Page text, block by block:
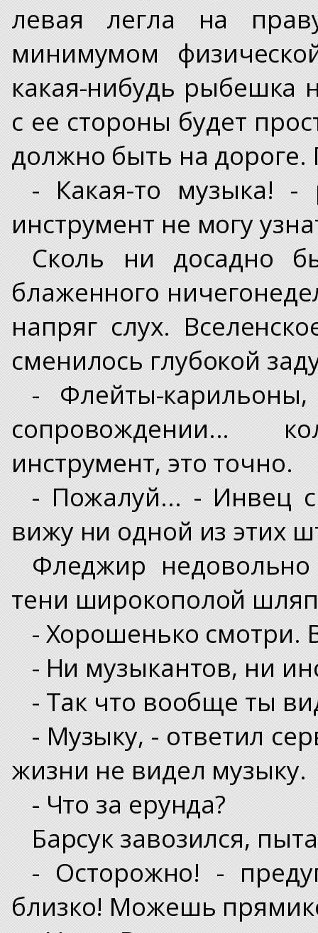
левая легла на
минимумом
какая-нибудь рыбешка
с ее стороны будет
должно быть на дороге.
- Какая-то музыка!
инструмент не могу
Сколь ни досадно
блаженного
напряг слух.
сменилось глубокой
- Флейты-
сопровождении...
инструмент, это точно.
- Пожалуй... - Инвец
вижу ни одной из этих
Фледжир
тени широкополой
- Хорошенько смотри.
- Ни музыкантов, ни
- Так что вообще ты
- Музыку, - ответил
жизни не видел музыку.
- Что за ерунда?
Барсук завозился,
- Осторожно! -
близко! Можешь